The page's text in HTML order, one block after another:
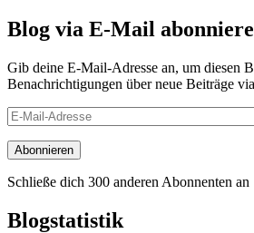
Blog via E-Mail
Gib deine E-Mail-Adresse an, um diesen
Benachrichtigungen über neue Beiträge
E-
Mail-
Adresse
Abonnieren
Schließe dich 300 anderen Abonnenten an
Blogstatistik